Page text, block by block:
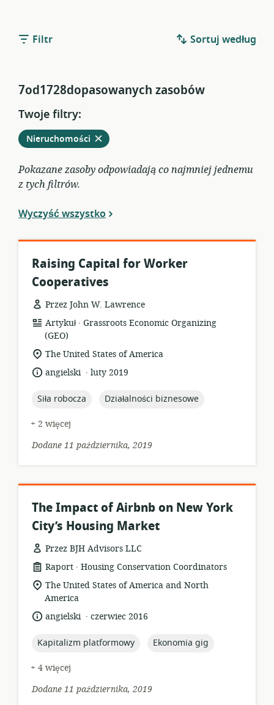
Filtr Sortuj według
7od1728dopasowanych zasobów
Twoje filtry:
Usuń
Nieruchomości
obecnych
filtrów
Pokazane zasoby odpowiadają co najmniej jednemu
z tych filtrów.
Wyczyść wszystko
Raising Capital for Worker
Cooperatives
Przez John W. Lawrence
format
zasobów:
Artykuł .
wydawca:
Grassroots Economic Organizing
(GEO)
istotna
lokalizacja:
The United States of America
język:angielski .
dataluty 2019
topic:
Siła robocza topic:
Działalności biznesowe
+ 2 więcej
Dodane 11 października, 2019
The Impact of Airbnb on New York
City’s Housing Market
Przez BJH Advisors LLC
format
zasobów:
Raport .
wydawca:
Housing Conservation Coordinators
istotna
lokalizacja:
The United States of America and North
America
język:angielski .
dataczerwiec 2016
topic:
Kapitalizm platformowy topic:
Ekonomia gig
+ 4 więcej
Dodane 11 października, 2019